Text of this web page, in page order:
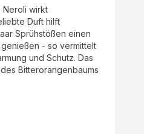
Neroli wirkt
Duft hilft
Sprühstößen einen
- so vermittelt
und Schutz. Das
Bitterorangenbaums